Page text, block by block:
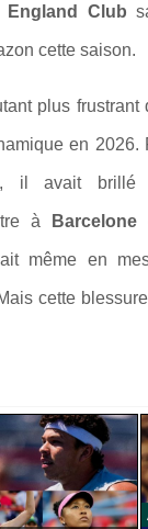
England Club
cette saison.
plus frustrant
en 2026.
il avait brillé
à Barcelone
même en
cette